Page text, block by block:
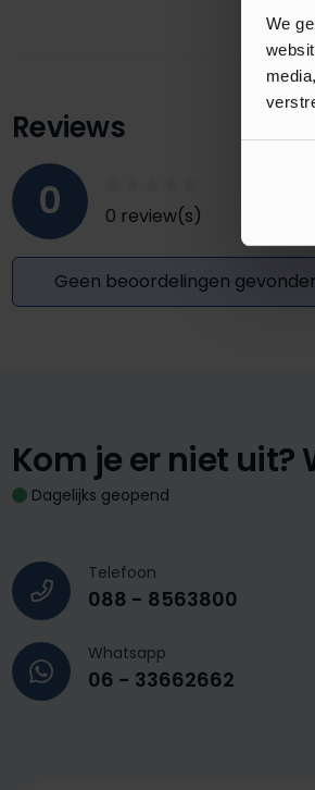
We
Reviews
0 0 review(s)
Geen beoordelingen
Kom je er niet uit?
Dagelijks geopend
Telefoon
088 - 8563800
Whatsapp
06 - 33662662